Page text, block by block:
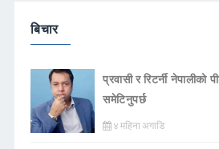
बिचार
प्रवासी र रिटर्नी नेपालीको
समेटिनुपर्छ
४ महिना अगाडि